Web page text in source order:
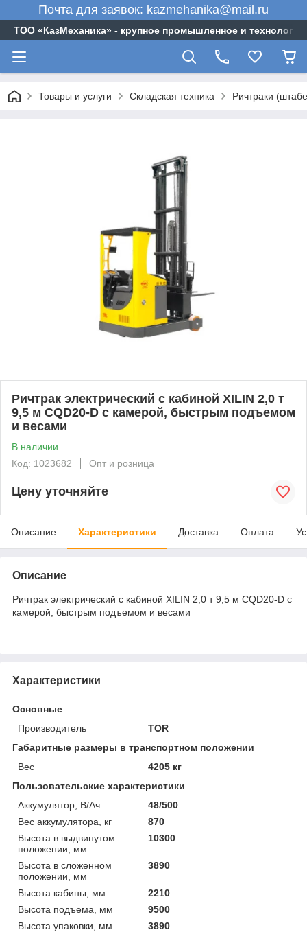
Почта для заявок: kazmehanika@mail.ru
ТОО «‎КазМеханика» - крупное промышленное и
Товары и услуги Складская техника Ричтраки
Ричтрак электрический с кабиной XILIN 2,0 т
9,5 м CQD20-D с камерой, быстрым подъемом
и весами
В наличии
Код: 1023682
Опт и розница
Цену уточняйте
Описание Характеристики Доставка Оплата
Описание
Ричтрак электрический с кабиной XILIN 2,0 т 9,5 м CQD20-D с
камерой, быстрым подъемом и весами
Характеристики
Основные
Производитель
TOR
Габаритные размеры в транспортном положении
Вес
4205 кг
Пользовательские характеристики
Аккумулятор, В/Ач
48/500
Вес аккумулятора, кг
870
Высота в выдвинутом
положении, мм
10300
Высота в сложенном
положении, мм
3890
Высота кабины, мм
2210
Высота подъема, мм
9500
Высота упаковки, мм
3890